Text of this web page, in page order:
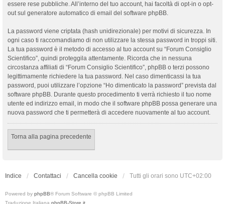
essere rese pubbliche. All’interno del tuo account, hai facoltà di opt-in o opt-
out sul generatore automatico di email del software phpBB.
La password viene criptata (hash unidirezionale) per motivi di sicurezza. In
ogni caso ti raccomandiamo di non utilizzare la stessa password in troppi siti.
La tua password è il metodo di accesso al tuo account su “Forum Consiglio
Scientifico”, quindi proteggila attentamente. Ricorda che in nessuna
circostanza affiliati di “Forum Consiglio Scientifico”, phpBB o terzi possono
legittimamente richiedere la tua password. Nel caso dimenticassi la tua
password, puoi utilizzare l’opzione “Ho dimenticato la password” prevista dal
software phpBB. Durante questo procedimento ti verrà richiesto il tuo nome
utente ed indirizzo email, in modo che il software phpBB possa generare una
nuova password che ti permetterà di accedere nuovamente al tuo account.
Torna alla pagina precedente
Indice Contattaci Cancella cookie Tutti gli orari sono UTC+02:00
Powered by phpBB® Forum Software © phpBB Limited
Traduzione Italiana phpBB-Store.it